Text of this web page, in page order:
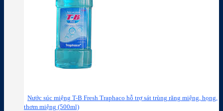
Nước súc miệng T-B Fresh Traphaco hỗ trợ sát trùng răng miệng, họng,
thơm miệng (500ml)